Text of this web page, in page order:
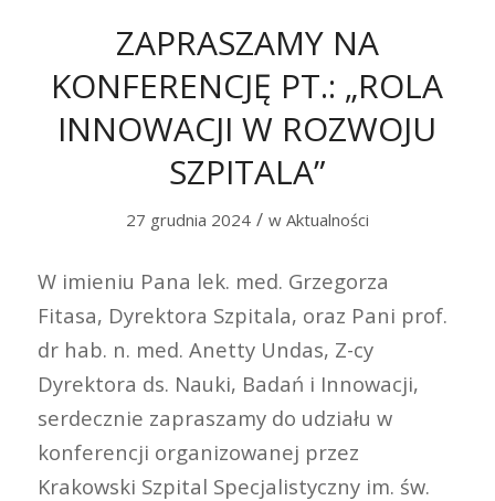
ZAPRASZAMY NA
KONFERENCJĘ PT.: „ROLA
INNOWACJI W ROZWOJU
SZPITALA”
27 grudnia 2024 / w Aktualności
W imieniu Pana lek. med. Grzegorza
Fitasa, Dyrektora Szpitala, oraz Pani prof.
dr hab. n. med. Anetty Undas, Z-cy
Dyrektora ds. Nauki, Badań i Innowacji,
serdecznie zapraszamy do udziału w
konferencji organizowanej przez
Krakowski Szpital Specjalistyczny im. św.